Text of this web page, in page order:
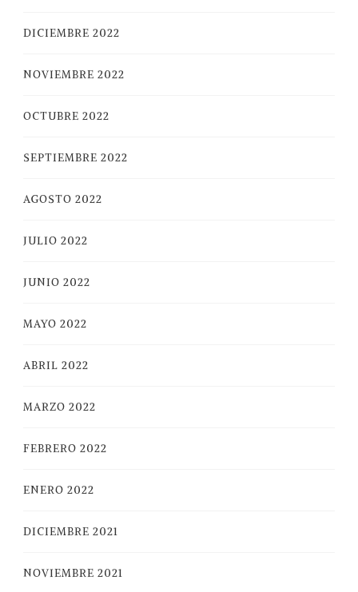
DICIEMBRE 2022
NOVIEMBRE 2022
OCTUBRE 2022
SEPTIEMBRE 2022
AGOSTO 2022
JULIO 2022
JUNIO 2022
MAYO 2022
ABRIL 2022
MARZO 2022
FEBRERO 2022
ENERO 2022
DICIEMBRE 2021
NOVIEMBRE 2021